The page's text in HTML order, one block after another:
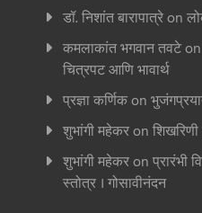
डॉ. निशांत बारापात्रेon
कमलाकांत भगवान तवटेon
चित्रपट आणि भावार्थ
प्रज्ञा कर्णिकon
शुभांगी महेकरon
शुभांगी महेकरon प्रारंभी
स्तोत्र । गोसावीनंदन